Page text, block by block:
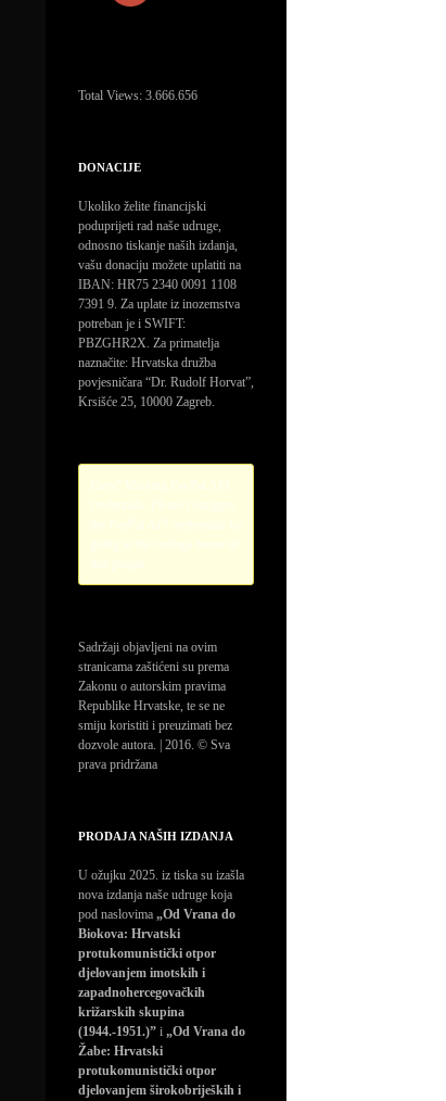
Total Views: 3.666.656
DONACIJE
Ukoliko želite financijski
poduprijeti rad naše udruge,
odnosno tiskanje naših izdanja,
vašu donaciju možete uplatiti na
IBAN: HR75 2340 0091 1108
7391 9. Za uplate iz inozemstva
potreban je i SWIFT:
PBZGHR2X. Za primatelja
naznačite: Hrvatska družba
povjesničara “Dr. Rudolf Horvat”,
Krsišće 25, 10000 Zagreb.
Sadržaji objavljeni na ovim
stranicama zaštićeni su prema
Zakonu o autorskim pravima
Republike Hrvatske, te se ne
smiju koristiti i preuzimati bez
dozvole autora. | 2016. © Sva
prava pridržana
PRODAJA NAŠIH IZDANJA
U ožujku 2025. iz tiska su izašla
nova izdanja naše udruge koja
pod naslovima „Od Vrana do
Biokova: Hrvatski
protukomunistički otpor
djelovanjem imotskih i
zapadnohercegovačkih
križarskih skupina
(1944.-1951.)” i „Od Vrana do
Žabe: Hrvatski
protukomunistički otpor
djelovanjem širokobrijeških i